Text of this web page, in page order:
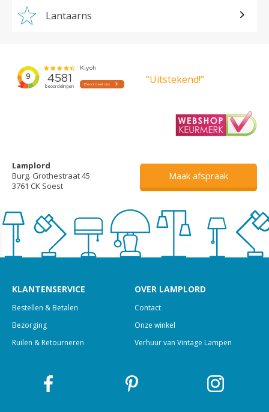
Lantaarns
“Uitstekend!”
Lamplord
Burg. Grothestraat 45
3761 CK Soest
Maak afspraak
KLANTENSERVICE
Bestellen & Betalen
Bezorging
Ruilen & Retourneren
OVER LAMPLORD
Contact
Onze winkel
Verhuur van Vintage Lampen